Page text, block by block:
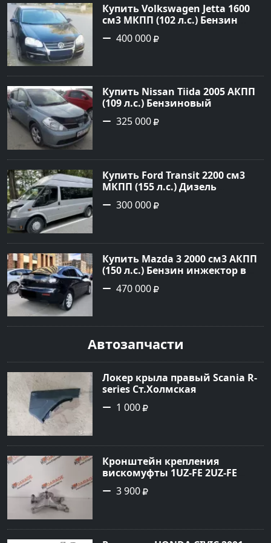
Купить Volkswagen Jetta 1600
см3 МКПП (102 л.с.) Бензин
инжектор в Краснодар: цвет
черный Седан 2010 года по
Авторынок23
400 000
Купить Nissan Tiida 2005 АКПП
(109 л.с.) Бензиновый
Новороссийск цвет голубой
металик Хетчбэк 2005 года по
Авторынок23
325 000
Купить Ford Transit 2200 см3
МКПП (155 л.с.) Дизель
турбонаддув в Тбилисская :
цвет Серебряный Фургон 2014
Авторынок23
300 000
Купить Mazda 3 2000 см3 АКПП
(150 л.с.) Бензин инжектор в
Геленджик : цвет Чёрный
Седан 2008 года по цене 470000
470 000
Автозапчасти
Локер крыла правый Scania R-
series Ст.Холмская
1 000
Кронштейн крепления
вискомуфты 1UZ-FE 2UZ-FE
Краснодар
3 900